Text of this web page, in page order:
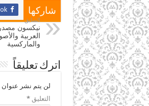
شاركها
السابق
نيكسون مصدر
العربية
والماركسية
اترك تعليقاً
لن يتم نشر عنوان
التعليق*